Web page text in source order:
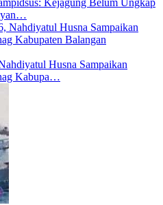
yan…
Husna Sampaikan
Kabupa…